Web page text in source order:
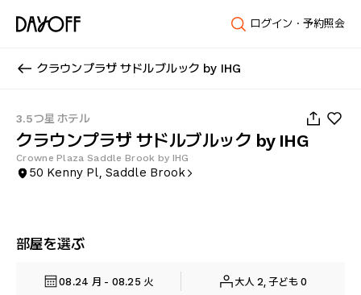
ログイン・予約照会
クラウンプラザ サドルブルック by IHG
3.5つ星 ホテル
クラウンプラザ サドルブルック by IHG
Crowne Plaza Saddle Brook by IHG
50 Kenny Pl, Saddle Brook
部屋を選ぶ
08.24 月 - 08.25 火 大人 2, 子ども 0